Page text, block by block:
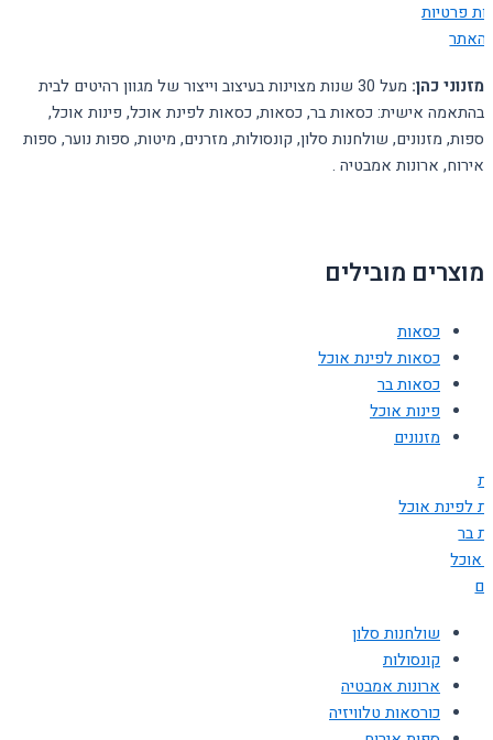
פרטיות
האתר
מזנוני כהן:
מעל 30 שנות מצוינות בעיצוב וייצור של מגוון רהיטים לבית
בהתאמה אישית: כסאות בר, כסאות, כסאות לפינת אוכל, פינות אוכל,
ספות, מזנונים, שולחנות סלון, קונסולות, מזרנים, מיטות, ספות נוער, ספות
אירוח, ארונות אמבטיה .
מוצרים מובילים
כסאות
כסאות לפינת אוכל
כסאות בר
פינות אוכל
מזנונים
לפינת אוכל
בר
אוכל
שולחנות סלון
קונסולות
ארונות אמבטיה
כורסאות טלוויזיה